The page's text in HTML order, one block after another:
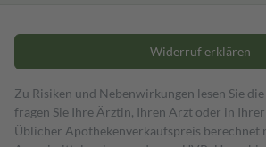
Widerruf erklären
Zu Risiken und Nebenwirkungen lesen Sie
fragen Sie Ihre Ärztin, Ihren Arzt oder in
Üblicher Apothekenverkaufspreis berechnet